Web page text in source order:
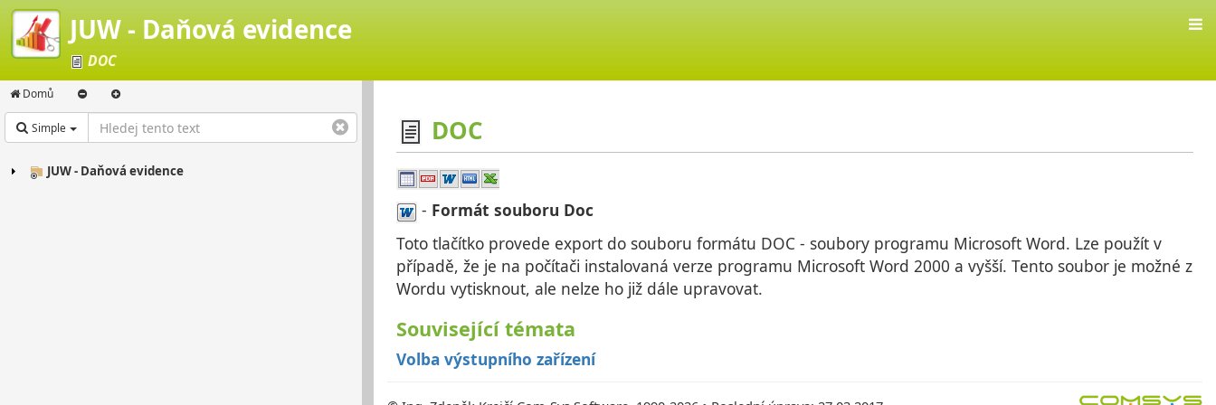
JUW - Daňová evidence
DOC
Domů
Simple
JUW - Daňová evidence
DOC
- Formát souboru Doc
Toto tlačítko provede export do souboru formátu DOC - soubory programu Microsoft Word. Lze použít v
případě, že je na počítači instalovaná verze programu Microsoft Word 2000 a vyšší. Tento soubor je možné z
Wordu vytisknout, ale nelze ho již dále upravovat.
Související témata
Volba výstupního zařízení